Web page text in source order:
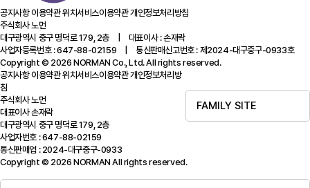
공지사항이용약관위치서비스이용약관개인정보처리방침
주식회사 노먼
대구광역시 중구 명덕로 179, 2층 | 대표이사 : 손재락
사업자등록번호 : 647-88-02159 | 통신판매신고번호 : 제2024-대구중구-0933호
Copyright © 2026 NORMAN Co., Ltd. All rights reserved.
FAMILY SITE
공지사항이용약관위치서비스이용약관개인정보처리방
침
주식회사 노먼
대표이사 손재락
대구광역시 중구 명덕로 179, 2층
사업자번호 : 647-88-02159
통신판매업 : 2024-대구중구-0933
Copyright © 2026 NORMAN All rights reserved.